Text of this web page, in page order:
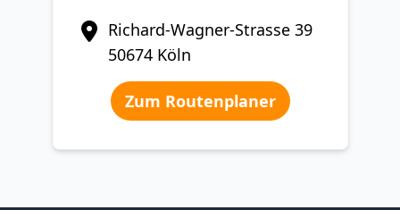
Richard-Wagner-Strasse 39
50674 Köln
Zum Routenplaner